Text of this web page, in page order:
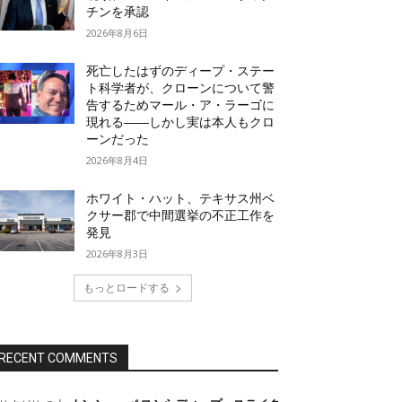
チンを承認
2026年8月6日
死亡したはずのディープ・ステー
ト科学者が、クローンについて警
告するためマール・ア・ラーゴに
現れる――しかし実は本人もクロ
ーンだった
2026年8月4日
ホワイト・ハット、テキサス州ベ
クサー郡で中間選挙の不正工作を
発見
2026年8月3日
もっとロードする
COMMENTS